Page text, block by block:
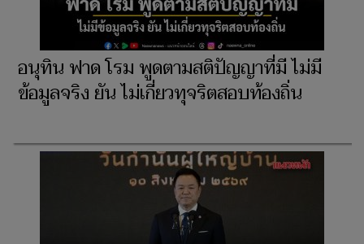
อนุทิน ฟาด โรม พูดตามสติปัญญาที่มี ไม่มี
ข้อมูลจริง ยัน ไม่เกี่ยวทุจริตสอบท้องถิ่น